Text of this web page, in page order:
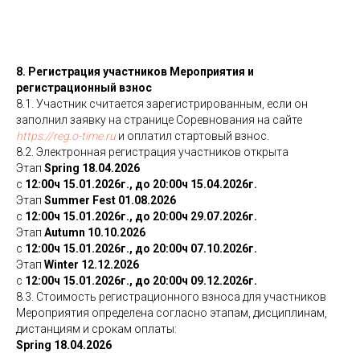
8. Регистрация участников Мероприятия и
регистрационный взнос
8.1. Участник считается зарегистрированным, если он
заполнил заявку на странице Соревнования на сайте
https://reg.o-time.ru и оплатил стартовый взнос.
8.2. Электронная регистрация участников открыта
Этап Spring 18.04.2026
c 12:00ч 15.01.2026г., до 20:00ч 15.04.2026г.
Этап Summer Fest 01.08.2026
c 12:00ч 15.01.2026г., до 20:00ч 29.07.2026г.
Этап Autumn 10.10.2026
c 12:00ч 15.01.2026г., до 20:00ч 07.10.2026г.
Этап Winter 12.12.2026
c 12:00ч 15.01.2026г., до 20:00ч 09.12.2026г.
8.3. Стоимость регистрационного взноса для участников
Мероприятия определена согласно этапам, дисциплинам,
дистанциям и срокам оплаты:
Spring 18.04.2026